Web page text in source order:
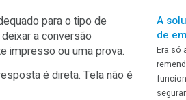
atraso, material perdido,
com rotina simples.